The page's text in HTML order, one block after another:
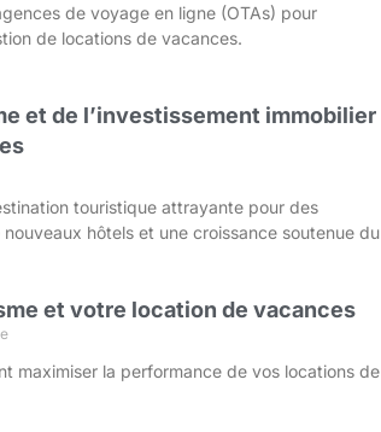
de voyage en ligne (OTAs) pour
de locations de vacances.
et de l’investissement immobilier
touristique attrayante pour des
hôtels et une croissance soutenue du
et votre location de vacances
maximiser la performance de vos locations de